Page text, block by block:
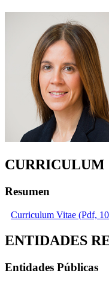
CURRICULUM
Resumen
Curriculum Vitae (Pdf,
ENTIDADES
Entidades Públicas